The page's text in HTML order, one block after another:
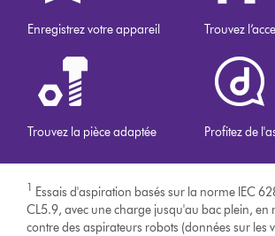
Enregistrez votre appareil Trouvez
Trouvez la pièce adaptée Profitez de
1 Essais d'aspiration basés sur la norme IEC
CL5.9, avec une charge jusqu'au bac plein, en
contre des aspirateurs robots (données sur les